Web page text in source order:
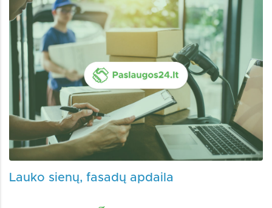
Lauko sienų, fasadų apdaila